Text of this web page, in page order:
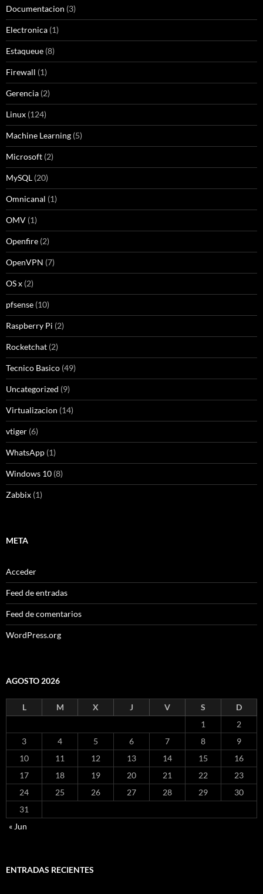
Documentacion (3)
Electronica (1)
Estaqueue (8)
Firewall (1)
Gerencia (2)
Linux (124)
Machine Learning (5)
Microsoft (2)
MySQL (20)
Omnicanal (1)
OMV (1)
Openfire (2)
OpenVPN (7)
OS x (2)
pfsense (10)
Raspberry Pi (2)
Rocketchat (2)
Tecnico Basico (49)
Uncategorized (9)
Virtualizacion (14)
vtiger (6)
WhatsApp (1)
Windows 10 (8)
Zabbix (1)
META
Acceder
Feed de entradas
Feed de comentarios
WordPress.org
AGOSTO 2026
L M X J V S
D
1
2
3
4 5 6 7 8
9
10
11 12 13 14 15
16
17
18 19 20 21 22
23
24
25 26 27 28 29
30
31
« Jun
ENTRADAS RECIENTES